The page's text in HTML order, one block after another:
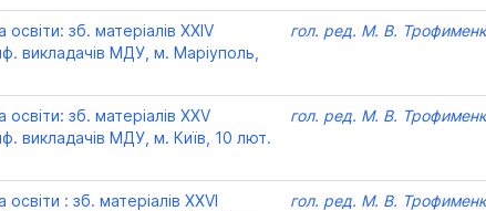
зб. матеріалів XXІV
викладачів МДУ, м. Маріуполь,
гол. ред. М. В.
зб. матеріалів XXV
викладачів МДУ, м. Київ, 10 лют.
гол. ред. М. В.
: зб. матеріалів XXVІ
гол. ред. М. В.